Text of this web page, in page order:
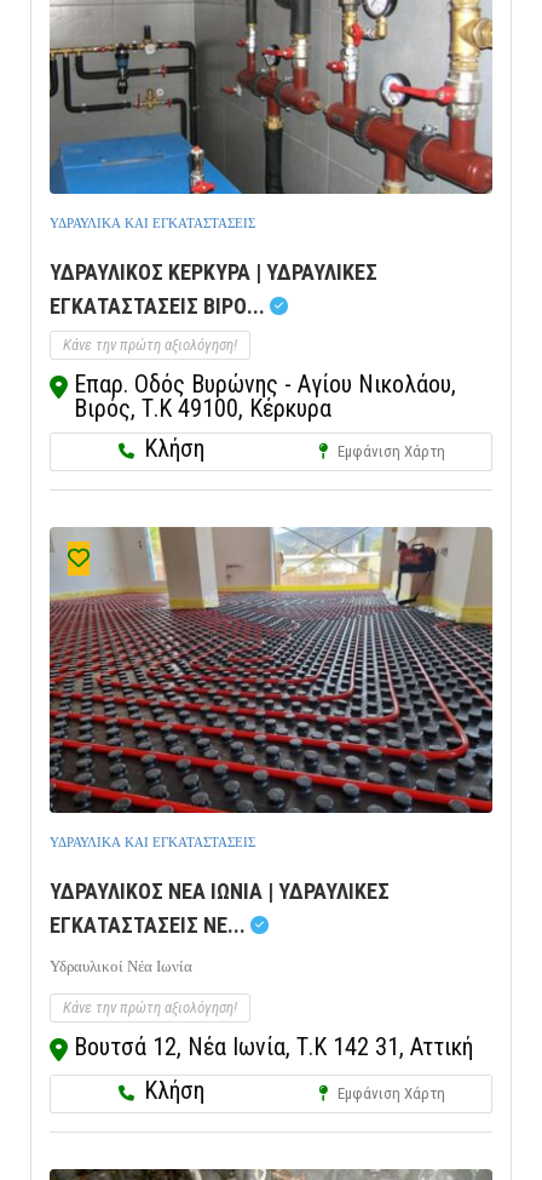
ΥΔΡΑΥΛΙΚΑ ΚΑΙ ΕΓΚΑΤΑΣΤΑΣΕΙΣ
ΥΔΡΑΥΛΙΚΟΣ ΚΕΡΚΥΡΑ | ΥΔΡΑΥΛΙΚΕΣ
ΕΓΚΑΤΑΣΤΑΣΕΙΣ ΒΙΡΟ...
Κάνε την πρώτη αξιολόγηση!
Επαρ. Οδός Βυρώνης - Αγίου Νικολάου,
Βιρός, Τ.Κ 49100, Κέρκυρα
Κλήση
Εμφάνιση Χάρτη
ΥΔΡΑΥΛΙΚΑ ΚΑΙ ΕΓΚΑΤΑΣΤΑΣΕΙΣ
ΥΔΡΑΥΛΙΚΟΣ ΝΕΑ ΙΩΝΙΑ | ΥΔΡΑΥΛΙΚΕΣ
ΕΓΚΑΤΑΣΤΑΣΕΙΣ ΝΕ...
Υδραυλικοί Νέα Ιωνία
Κάνε την πρώτη αξιολόγηση!
Βουτσά 12, Νέα Ιωνία, Τ.Κ 142 31, Αττική
Κλήση
Εμφάνιση Χάρτη